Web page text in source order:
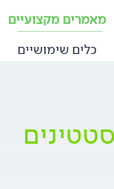
מאמרים מקצועיים
כלים שימושיים